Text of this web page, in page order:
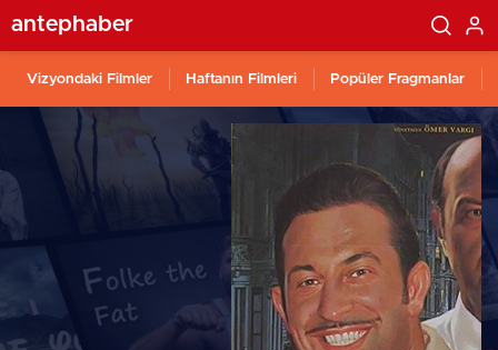
antephaber
Vizyondaki Filmler Haftanın Filmleri Popüler Fragmanlar